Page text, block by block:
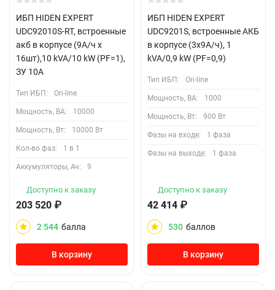
ИБП HIDEN EXPERT
UDC92010S-RT, встроенные
акб в корпусе (9А/ч х
16шт),10 kVA/10 kW (PF=1),
ЗУ 10А
Тип ИБП: On-line
Мощность, ВА: 10000
Мощность, Вт: 10000 Вт
Кол-во фаз: 1 в 1
Аккумуляторы, Ач: 9
Доступно к заказу
203 520 ₽
2 544 балла
В корзину
ИБП HIDEN EXPERT
UDC9201S, встроенные АКБ
в корпусе (3х9А/ч), 1
kVA/0,9 kW (PF=0,9)
Тип ИБП: On-line
Мощность, ВА: 1000
Мощность, Вт: 900 Вт
Фазы на входе: 1 фаза
Фазы на выходе: 1 фаза
Доступно к заказу
42 414 ₽
530 баллов
В корзину